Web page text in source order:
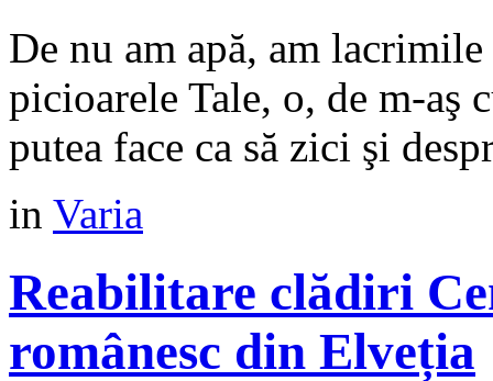
De nu am apă, am
picioarele Tale, o, de m-aş
putea face ca să zici şi
in Varia
Reabilitare clădiri
românesc din Elveția